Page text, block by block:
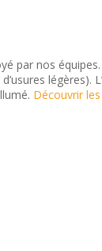
par nos
légères).
Découvrir